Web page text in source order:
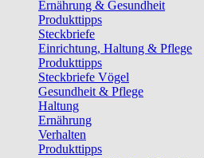
Ernährung & Gesundheit
Produkttipps
Steckbriefe
Einrichtung, Haltung & Pflege
Produkttipps
Steckbriefe Vögel
Gesundheit & Pflege
Haltung
Ernährung
Verhalten
Produkttipps